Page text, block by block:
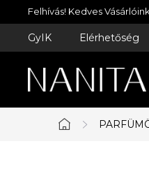
Ugrás
a
Felhívás! Kedves
GyIK Elérhetőség
Kezdőlap